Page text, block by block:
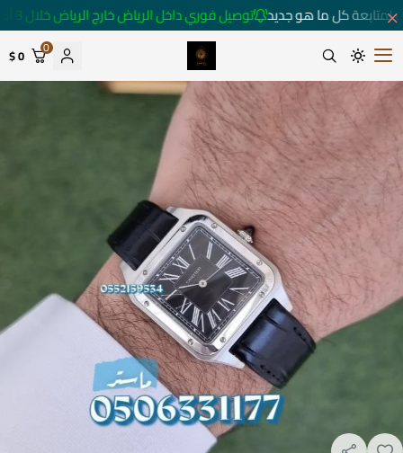
كل ما هو جديد توصيل فوري داخل الرياض خارج الرياض خلال 3 أيام 🚚
متجر ساعات رومانس
0
0 $